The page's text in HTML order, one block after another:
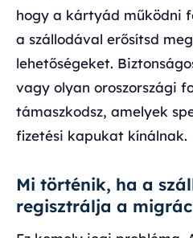
hogy a kártyád működni
a szállodával erősítsd
lehetőségeket.
vagy olyan oroszországi
támaszkodsz, amelyek
fizetési kapukat kínálnak.
Mi történik, ha a
regisztrálja a